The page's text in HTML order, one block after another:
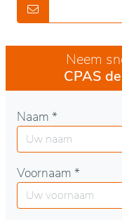
Neem
CPAS
Naam *
Voornaam *